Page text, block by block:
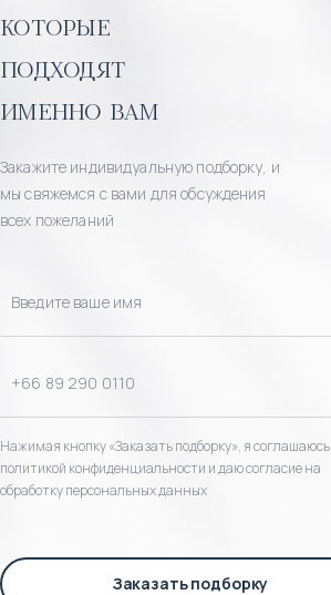
которые
подходят
именно вам
Закажите индивидуальную подборку, и
мы свяжемся с вами для обсуждения
всех пожеланий
Нажимая кнопку «Заказать подборку», я соглашаюсь
политикой конфиденциальности и даю согласие на
обработку персональных данных
Заказать подборку